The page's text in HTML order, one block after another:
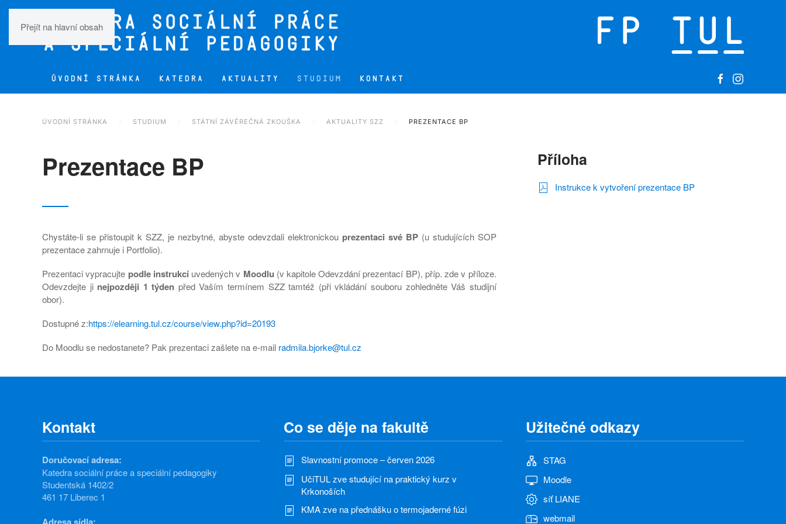
Přejít na hlavní obsah
ÚVODNÍ STRÁNKA KATEDRA AKTUALITY STUDIUM KONTAKT
ÚVODNÍ STRÁNKA STUDIUM STÁTNÍ ZÁVĚREČNÁ ZKOUŠKA AKTUALITY SZZ PREZENTACE BP
Prezentace BP
Chystáte-li se přistoupit k SZZ, je nezbytné, abyste odevzdali elektronickou prezentaci své BP(u studujících SOP
prezentace zahrnuje i Portfolio).
Prezentaci vypracujte podle instrukcí uvedených v Moodlu (v kapitole Odevzdání prezentací BP), příp. zde v příloze.
Odevzdejte ji nejpozději 1 týden před Vaším termínem SZZ tamtéž (při vkládání souboru zohledněte Váš studijní
obor).
Dostupné z:https://elearning.tul.cz/course/view.php?id=20193
Do Moodlu se nedostanete? Pak prezentaci zašlete na e-mail radmila.bjorke@tul.cz
Příloha
Instrukce k vytvoření prezentace BP
Kontakt
Doručovací adresa:
Katedra sociální práce a speciální pedagogiky
Studentská 1402/2
461 17 Liberec 1
Co se děje na fakultě
Slavnostní promoce – červen 2026
UčiTUL zve studující na praktický kurz v
Krkonoších
KMA zve na přednášku o termojaderné fúzi
Užitečné odkazy
STAG
Moodle
síť LIANE
webmail